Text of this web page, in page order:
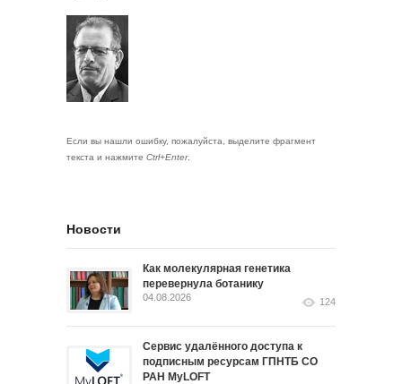
Если вы нашли ошибку, пожалуйста, выделите фрагмент
текста и нажмите Ctrl+Enter.
Новости
Как молекулярная генетика
перевернула ботанику
04.08.2026 124
Сервис удалённого доступа к
подписным ресурсам ГПНТБ СО
РАН MyLOFT